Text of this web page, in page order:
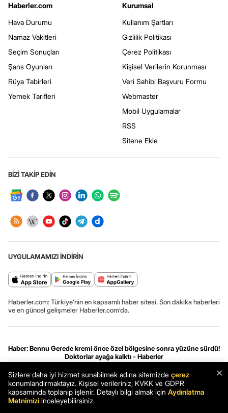
Haberler.com
Hava Durumu
Namaz Vakitleri
Seçim Sonuçları
Şans Oyunları
Rüya Tabirleri
Yemek Tarifleri
Kurumsal
Kullanım Şartları
Gizlilik Politikası
Çerez Politikası
Kişisel Verilerin Korunması
Veri Sahibi Başvuru Formu
Webmaster
Mobil Uygulamalar
RSS
Sitene Ekle
BİZİ TAKİP EDİN
UYGULAMAMIZI İNDİRİN
Haberler.com: Türkiye’nin en kapsamlı haber sitesi. Son dakika haberleri
ve en güncel gelişmeler Haberler.com’da.
Haber: Bennu Gerede kremi önce özel bölgesine sonra yüzüne sürdü!
Doktorlar ayağa kalktı - Haberler
Gizlilik ve çerez ayarları[Hata Bildir]06.08.2026 14:20:53 #.0.2#
.HCFOK.
×
Sizlere daha iyi hizmet sunabilmek adına sitemizde çerez
konumlandırmaktayız. Kişisel verileriniz, KVKK ve GDPR
kapsamında toplanıp işlenir. Detaylı bilgi almak için Aydınlatma
Metnimizi inceleyebilirsiniz.